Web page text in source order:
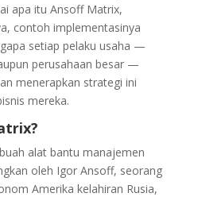
apa itu Ansoff Matrix,
contoh implementasinya
setiap pelaku usaha —
perusahaan besar —
menerapkan strategi ini
mereka.
alat bantu manajemen
oleh Igor Ansoff, seorang
Amerika kelahiran Rusia,